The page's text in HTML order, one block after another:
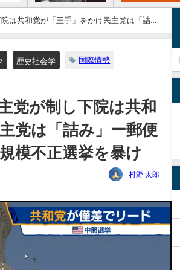
は共和党が「王手」をかけ民主党は「詰
歴史社会学
国際情勢
党が制し下院は共和
党は「詰み」ー郵便
模不正選挙を暴け
村野 太郎